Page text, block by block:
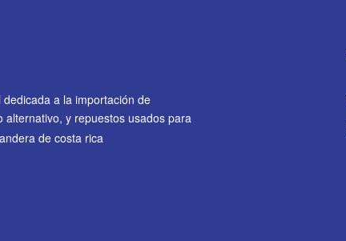
a la importación de
alternativo, y repuestos usados para